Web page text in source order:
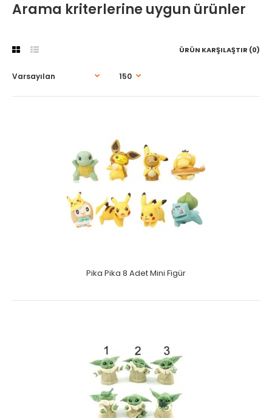
Arama kriterlerine uygun ürünler
ÜRÜN KARŞILAŞTIR (0)
Pika Pika 8 Adet Mini Figür